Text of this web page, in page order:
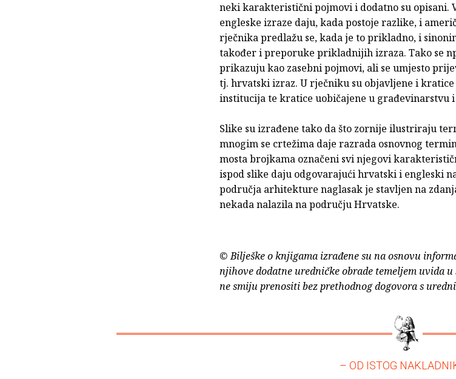
neki karakteristični pojmovi i dodatno su opisani.
engleske izraze daju, kada postoje razlike, i
rječnika predlažu se, kada je to prikladno, i
također i preporuke prikladnijih izraza. Tako se
prikazuju kao zasebni pojmovi, ali se umjesto
tj. hrvatski izraz. U rječniku su objavljene i
institucija te kratice uobičajene u građevinarstvu
Slike su izrađene tako da što zornije ilustriraju
mnogim se crtežima daje razrada osnovnog
mosta brojkama označeni svi njegovi
ispod slike daju odgovarajući hrvatski i engleski
područja arhitekture naglasak je stavljen na
nekada nalazila na području Hrvatske.
© Bilješke o knjigama izrađene su na osnovu
njihove dodatne uredničke obrade temeljem uvida
ne smiju prenositi bez prethodnog dogovora s
– OD ISTOG